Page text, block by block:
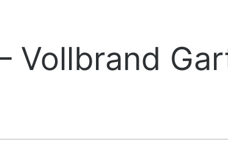
Vollbrand